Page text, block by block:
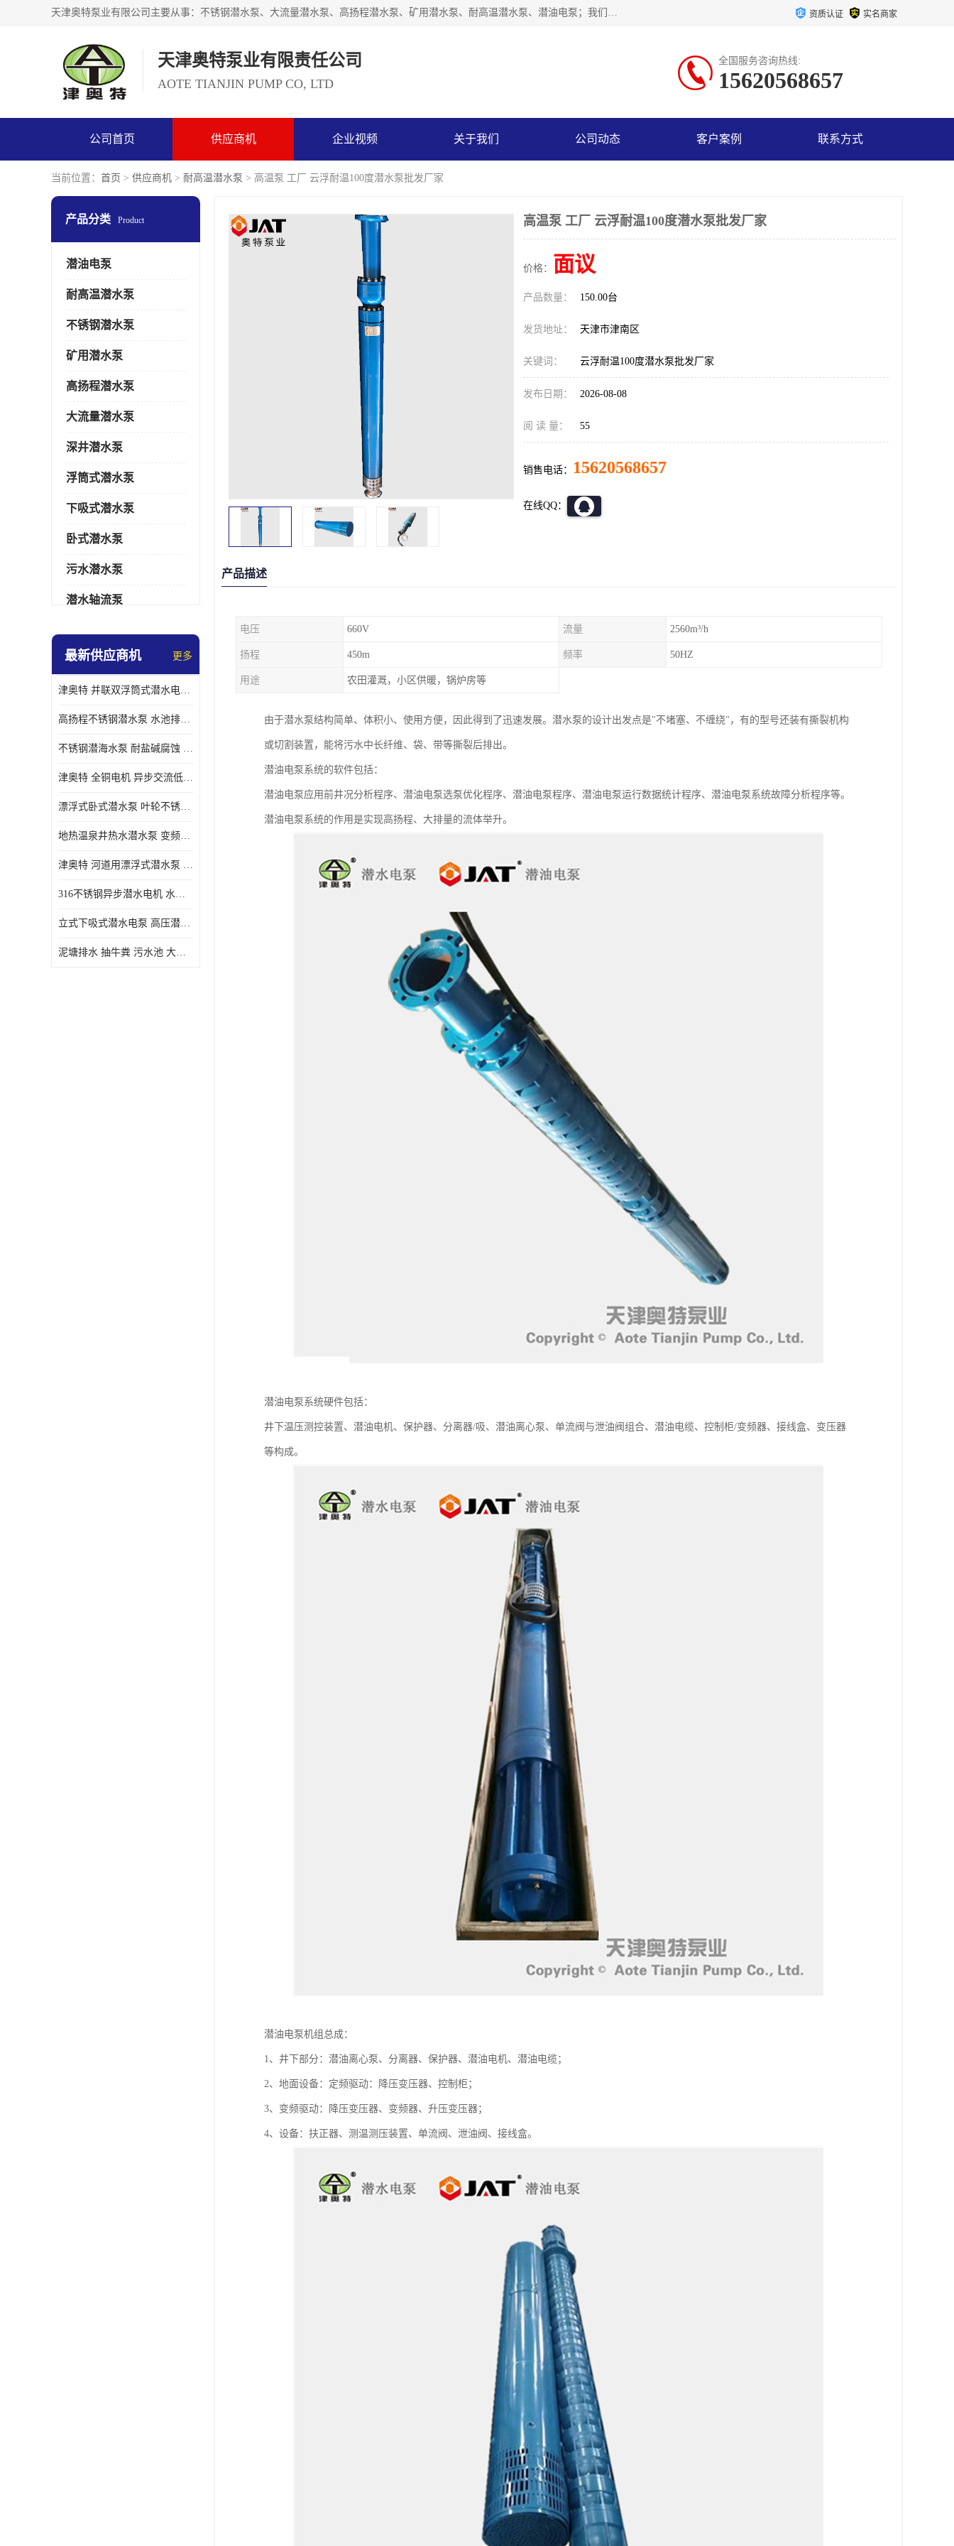
天津奥特泵业有限公司主要从事：不锈钢潜水泵、大流量潜水泵、高扬程潜水泵、矿用潜水泵、耐高温潜水泵、潜油电泵；我们以开发研制生产各种用途的水泵为主，历经十多年艰苦创业，已成为总资产达伍仟多万元，占地面积1万多平方米，年生产能力几百万（台）套，形成集设计研发、制造安装、技术服务于一体的现代规模型企业。 资质认证 实名商家
天津奥特泵业有限责任公司
AOTE TIANJIN PUMP CO, LTD
全国服务咨询热线:
15620568657
公司首页 供应商机 企业视频 关于我们 公司动态 客户案例 联系方式
当前位置： 首页 > 供应商机 > 耐高温潜水泵 > 高温泵 工厂 云浮耐温100度潜水泵批发厂家
产品分类 Product
潜油电泵
耐高温潜水泵
不锈钢潜水泵
矿用潜水泵
高扬程潜水泵
大流量潜水泵
深井潜水泵
浮筒式潜水泵
下吸式潜水泵
卧式潜水泵
污水潜水泵
潜水轴流泵
螺旋离心泵
控制柜
最新供应商机 更多
津奥特 并联双浮筒式潜水电泵 矿山抢险泵 大流量卧式安装 可提供定制
高扬程不锈钢潜水泵 水池排水 变频 井用潜水电泵供应 能耗低 工厂批发
不锈钢潜海水泵 耐盐碱腐蚀 大流量 立式卧式下吸式安装 厂家定制
津奥特 全铜电机 异步交流低压潜水电机 运行稳定售后质保 致电咨询
漂浮式卧式潜水泵 叶轮不锈钢材质 大流量 变频抽水泵 厂家质保售后
地热温泉井热水潜水泵 变频不锈钢 130直径油泵 高温深井泵 津奥特
津奥特 河道用漂浮式潜水泵 不锈钢泵轴 大口径大流量 产品可定制
316不锈钢异步潜水电机 水冷式 可连续运行 定制功率电压 奥特泵业
立式下吸式潜水电泵 高压潜水排沙泵 大功率 深水施工作业 型号可定制
泥塘排水 抽牛粪 污水池 大口径潜水螺旋离心泵 材质特征 奥特泵业
高温泵 工厂 云浮耐温100度潜水泵批发厂家
价格： 面议
产品数量： 150.00台
发货地址： 天津市津南区
关键词： 云浮耐温100度潜水泵批发厂家
发布日期： 2026-08-08
阅 读 量： 55
销售电话： 15620568657
在线QQ：
产品描述
电压 660V 流量 2560m³/h
扬程 450m 频率 50HZ
用途 农田灌溉，小区供暖，锅炉房等
由于潜水泵结构简单、体积小、使用方便，因此得到了迅速发展。潜水泵的设计出发点是"不堵塞、不缠绕"，有的型号还装有撕裂机构
或切割装置，能将污水中长纤维、袋、带等撕裂后排出。
潜油电泵系统的软件包括：
潜油电泵应用前井况分析程序、潜油电泵选泵优化程序、潜油电泵程序、潜油电泵运行数据统计程序、潜油电泵系统故障分析程序等。
潜油电泵系统的作用是实现高扬程、大排量的流体举升。
潜油电泵系统硬件包括：
井下温压测控装置、潜油电机、保护器、分离器/吸、潜油离心泵、单流阀与泄油阀组合、潜油电缆、控制柜/变频器、接线盒、变压器
等构成。
潜油电泵机组总成：
1、井下部分：潜油离心泵、分离器、保护器、潜油电机、潜油电缆；
2、地面设备：定频驱动：降压变压器、控制柜；
3、变频驱动：降压变压器、变频器、升压变压器；
4、设备：扶正器、测温测压装置、单流阀、泄油阀、接线盒。